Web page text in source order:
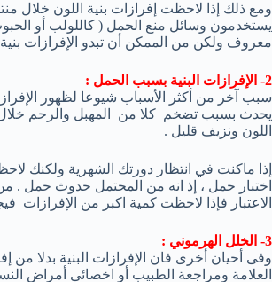
ومع ذلك إذا لاحظت إفرازات بنية اللون خلال
يستخدمون وسائل منع الحمل ( كاللولب أو
معروف ولكن من الممكن أن تبدو الإفرازات بنية
2- الإفرازات البنية بسبب الحمل :
سبب آخر من أكثر الأسباب شيوعا لظهور
يحدث بسبب تضخم كلا من المهبل والرحم خلال
اللون ونزيف قليل .
إذا ماكنت في انتظار دورتك الشهرية ولكنك
اختبار حمل ، إذ انه من المحتمل حدوث حمل .
الاعتبار فإذا لاحظت كمية اكبر من
3- الخلل الهرموني :
وفى أحيان أخرى فان الإفرازات البنية بدلا
العلامة ومراجعة الطبيب أو اخصائى أمراض